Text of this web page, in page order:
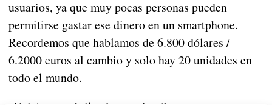
usuarios, ya que muy pocas personas pueden
permitirse gastar ese dinero en un smartphone.
Recordemos que hablamos de 6.800 dólares /
6.2000 euros al cambio y solo hay 20 unidades en
todo el mundo.